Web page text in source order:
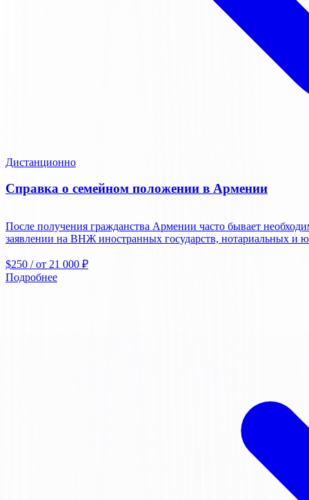
Дистанционно
Справка о семейном положении в Армении
После получения гражданства Армении часто бывает
заявлении на ВНЖ иностранных государств, нотариальных и
$250 / от 21 000 ₽
Подробнее